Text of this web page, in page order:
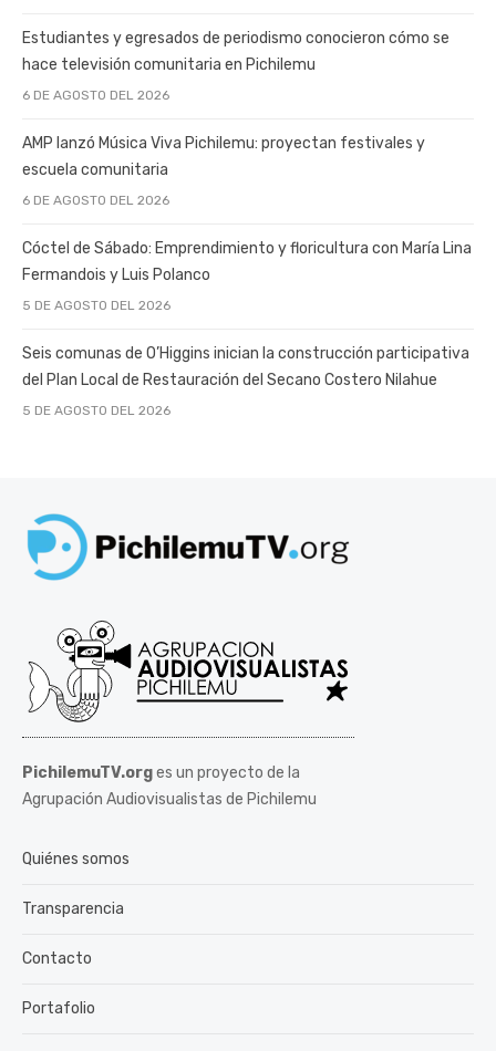
Estudiantes y egresados de periodismo conocieron cómo se
hace televisión comunitaria en Pichilemu
6 DE AGOSTO DEL 2026
AMP lanzó Música Viva Pichilemu: proyectan festivales y
escuela comunitaria
6 DE AGOSTO DEL 2026
Cóctel de Sábado: Emprendimiento y floricultura con María Lina
Fermandois y Luis Polanco
5 DE AGOSTO DEL 2026
Seis comunas de O’Higgins inician la construcción participativa
del Plan Local de Restauración del Secano Costero Nilahue
5 DE AGOSTO DEL 2026
PichilemuTV.orges un proyecto de la
Agrupación Audiovisualistas de Pichilemu
Quiénes somos
Transparencia
Contacto
Portafolio